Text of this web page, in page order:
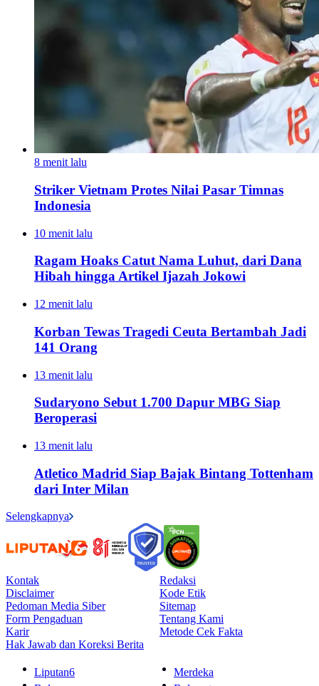
8 menit lalu
Striker Vietnam Protes Nilai Pasar Timnas
Indonesia
10 menit lalu
Ragam Hoaks Catut Nama Luhut, dari Dana
Hibah hingga Artikel Ijazah Jokowi
12 menit lalu
Korban Tewas Tragedi Ceuta Bertambah Jadi
141 Orang
13 menit lalu
Sudaryono Sebut 1.700 Dapur MBG Siap
Beroperasi
13 menit lalu
Atletico Madrid Siap Bajak Bintang Tottenham
dari Inter Milan
Selengkapnya
Kontak
Redaksi
Disclaimer
Kode Etik
Pedoman Media Siber
Sitemap
Form Pengaduan
Tentang Kami
Karir
Metode Cek Fakta
Hak Jawab dan Koreksi Berita
Liputan6
Merdeka